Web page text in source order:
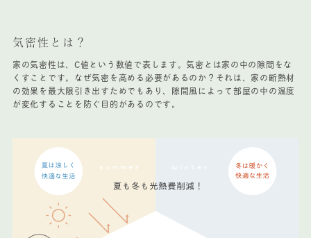
気密性とは？
家の気密性は、C値という数値で表します。気密とは家の中の隙間をな
くすことです。なぜ気密を高める必要があるのか？それは、家の断熱材
の効果を最大限引き出すためでもあり、隙間風によって部屋の中の温度
が変化することを防ぐ目的があるのです。